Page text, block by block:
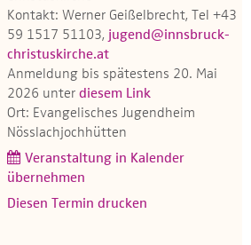
Kontakt: Werner Geißelbrecht, Tel +43
59 1517 51103, jugend@innsbruck-
christuskirche.at
Anmeldung bis spätestens 20. Mai
2026 unter diesem Link
Ort: Evangelisches Jugendheim
Nösslachjochhütten
Veranstaltung in Kalender
übernehmen
Diesen Termin drucken